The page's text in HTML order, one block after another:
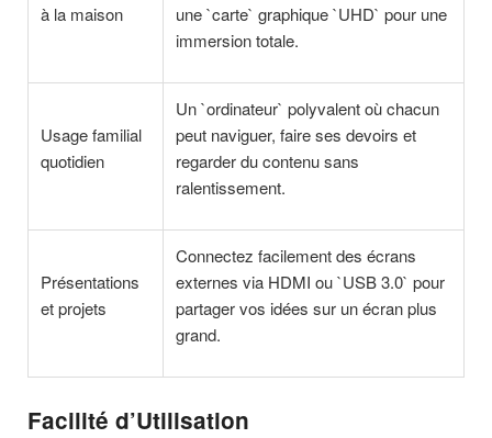
à la maison
une `carte` graphique `UHD` pour une
immersion totale.
Usage familial
quotidien
Un `ordinateur` polyvalent où chacun
peut naviguer, faire ses devoirs et
regarder du contenu sans
ralentissement.
Présentations
et projets
Connectez facilement des écrans
externes via HDMI ou `USB 3.0` pour
partager vos idées sur un écran plus
grand.
Facilité d’Utilisation